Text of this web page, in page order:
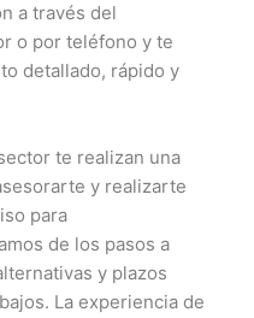
a través del
o por teléfono y te
detallado, rápido y
te realizan una
y realizarte
para
de los pasos a
y plazos
La experiencia de